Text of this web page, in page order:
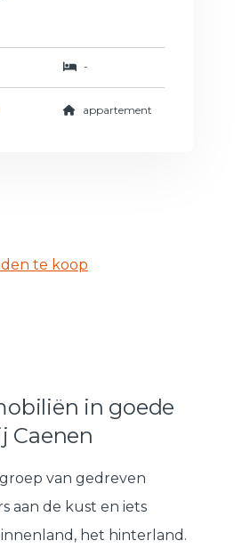
-
appartement
te koop
in goede
Caenen
van gedreven
aan de kust en iets
het hinterland.